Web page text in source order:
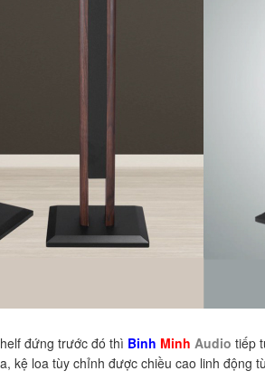
đứng trước đó thì Binh Minh Audio tiếp
kệ loa tùy chỉnh được chiều cao linh